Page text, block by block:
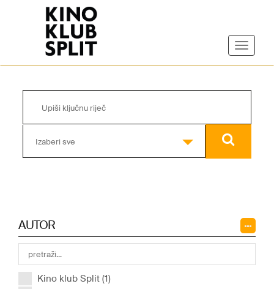
Izaberi sve
AUTOR
Kino klub Split (1)